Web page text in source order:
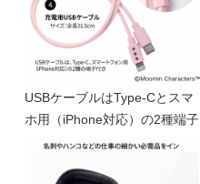
USBケーブルはType-Cとスマ
ホ用（iPhone対応）の2種端子